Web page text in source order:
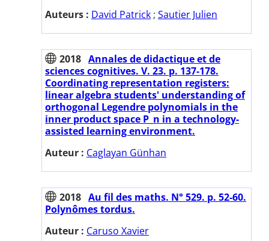
Auteurs : David Patrick ; Sautier Julien
2018 Annales de didactique et de
sciences cognitives. V. 23. p. 137-178.
Coordinating representation registers:
linear algebra students' understanding of
orthogonal Legendre polynomials in the
inner product space P_n in a technology-
assisted learning environment.
Auteur : Caglayan Günhan
2018 Au fil des maths. N° 529. p. 52-60.
Polynômes tordus.
Auteur : Caruso Xavier